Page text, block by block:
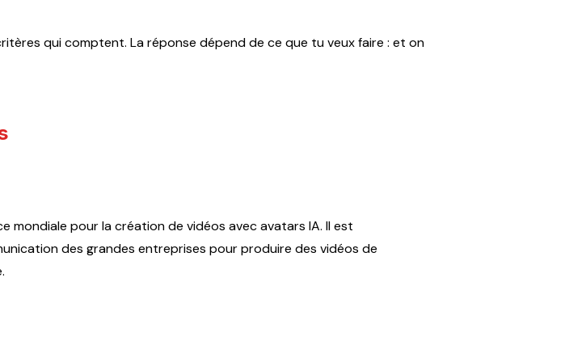
qui comptent. La réponse dépend de ce que tu veux faire : et on
mondiale pour la création de vidéos avec avatars IA. Il est
des grandes entreprises pour produire des vidéos de